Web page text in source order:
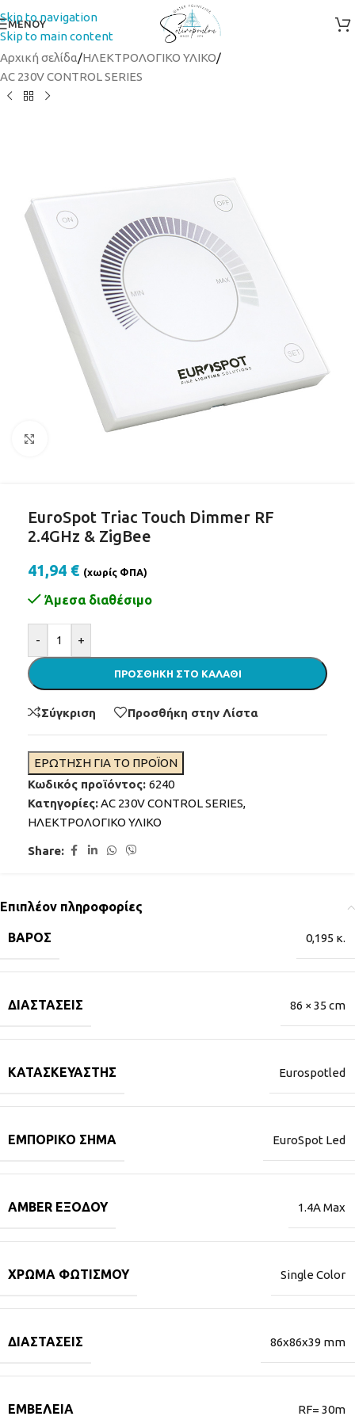
Skip to navigation
Skip to main content
ΜΕΝΟΥ
Αρχική σελίδα/ΗΛΕΚΤΡΟΛΟΓΙΚΟ ΥΛΙΚΟ/
AC 230V CONTROL SERIES
EuroSpot Triac Touch Dimmer RF
2.4GHz & ZigBee
41,94 € (χωρίς ΦΠΑ)
Άμεσα διαθέσιμο
- +
ΠΡΟΣΘΉΚΗ ΣΤΟ ΚΑΛΆΘΙ
Σύγκριση Προσθήκη στην Λίστα
ΕΡΩΤΗΣΗ ΓΙΑ ΤΟ ΠΡΟΪΟΝ
Κωδικός προϊόντος: 6240
Κατηγορίες:AC 230V CONTROL SERIES,
ΗΛΕΚΤΡΟΛΟΓΙΚΟ ΥΛΙΚΟ
Share:
Επιπλέον πληροφορίες
ΒΆΡΟΣ 0,195 κ.
ΔΙΑΣΤΆΣΕΙΣ 86 × 35 cm
ΚΑΤΑΣΚΕΥΑΣΤΉΣ Eurospotled
ΕΜΠΟΡΙΚΌ ΣΉΜΑ EuroSpot Led
AMBER ΕΞΌΔΟΥ 1.4A Max
ΧΡΏΜΑ ΦΩΤΙΣΜΟΎ Single Color
ΔΙΑΣΤΆΣΕΙΣ 86x86x39 mm
ΕΜΒΈΛΕΙΑ RF= 30m